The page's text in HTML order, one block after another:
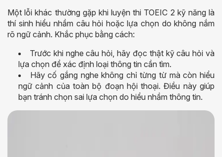
Một lỗi khác thường gặp khi luyện thi TOEIC 2 kỹ năng là
thí sinh hiểu nhầm câu hỏi hoặc lựa chọn do không nắm
rõ ngữ cảnh. Khắc phục bằng cách:
Trước khi nghe câu hỏi, hãy đọc thật kỹ câu hỏi và
lựa chọn để xác định loại thông tin cần tìm.
Hãy cố gắng nghe không chỉ từng từ mà còn hiểu
ngữ cảnh của toàn bộ đoạn hội thoại. Điều này giúp
bạn tránh chọn sai lựa chọn do hiểu nhầm thông tin.